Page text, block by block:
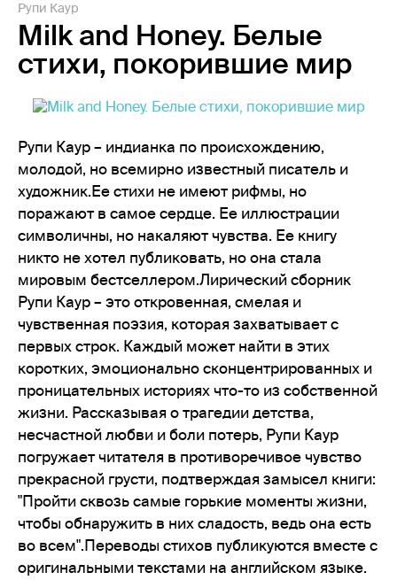
Рупи Каур
Milk and Honey. Белые
стихи, покорившие мир
Рупи Каур – индианка по происхождению,
молодой, но всемирно известный писатель и
художник.Ее стихи не имеют рифмы, но
поражают в самое сердце. Ее иллюстрации
символичны, но накаляют чувства. Ее книгу
никто не хотел публиковать, но она стала
мировым бестселлером.Лирический сборник
Рупи Каур – это откровенная, смелая и
чувственная поэзия, которая захватывает с
первых строк. Каждый может найти в этих
коротких, эмоционально сконцентрированных и
проницательных историях что-то из собственной
жизни. Рассказывая о трагедии детства,
несчастной любви и боли потерь, Рупи Каур
погружает читателя в противоречивое чувство
прекрасной грусти, подтверждая замысел книги:
"Пройти сквозь самые горькие моменты жизни,
чтобы обнаружить в них сладость, ведь она есть
во всем".Переводы стихов публикуются вместе с
оригинальными текстами на английском языке.